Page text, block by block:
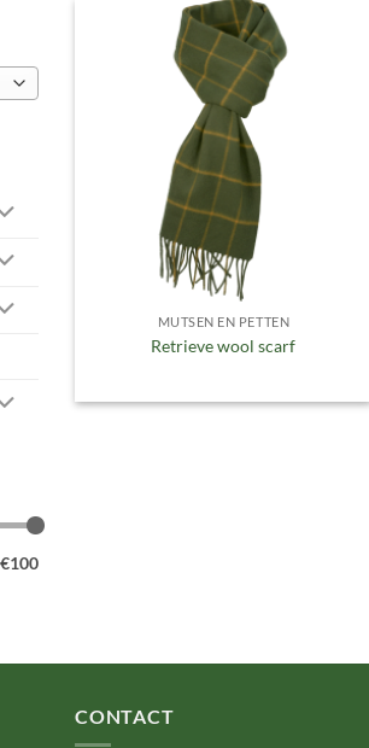
€100
MUTSEN EN PETTEN
Retrieve wool scarf
CONTACT